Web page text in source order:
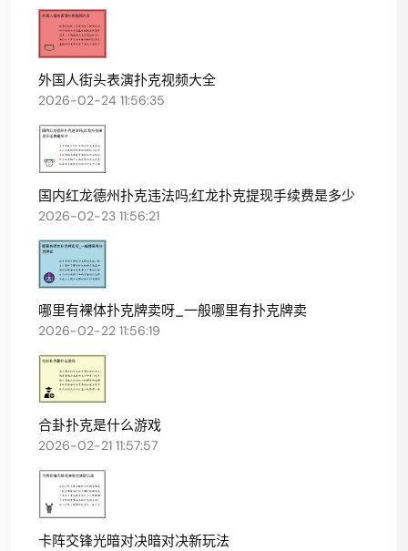
外国人街头表演扑克视频大全
2026-02-24 11:56:35
国内红龙德州扑克违法吗;红龙扑克提现手续费是多少
2026-02-23 11:56:21
哪里有裸体扑克牌卖呀_一般哪里有扑克牌卖
2026-02-22 11:56:19
合卦扑克是什么游戏
2026-02-21 11:57:57
卡阵交锋光暗对决暗对决新玩法